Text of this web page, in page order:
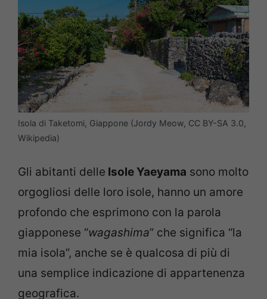
Isola di Taketomi, Giappone (Jordy Meow, CC BY-SA 3.0,
Wikipedia)
Gli abitanti delle Isole Yaeyama sono molto
orgogliosi delle loro isole, hanno un amore
profondo che esprimono con la parola
giapponese “wagashima” che significa “la
mia isola”, anche se è qualcosa di più di
una semplice indicazione di appartenenza
geografica.